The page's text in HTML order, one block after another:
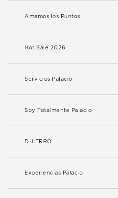
Amamos los Puntos
Hot Sale 2026
Servicios Palacio
Soy Totalmente Palacio
DHIERRO
Experiencias Palacio